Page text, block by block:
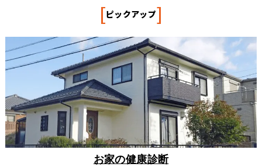
[ピックアップ]
お家の健康診断